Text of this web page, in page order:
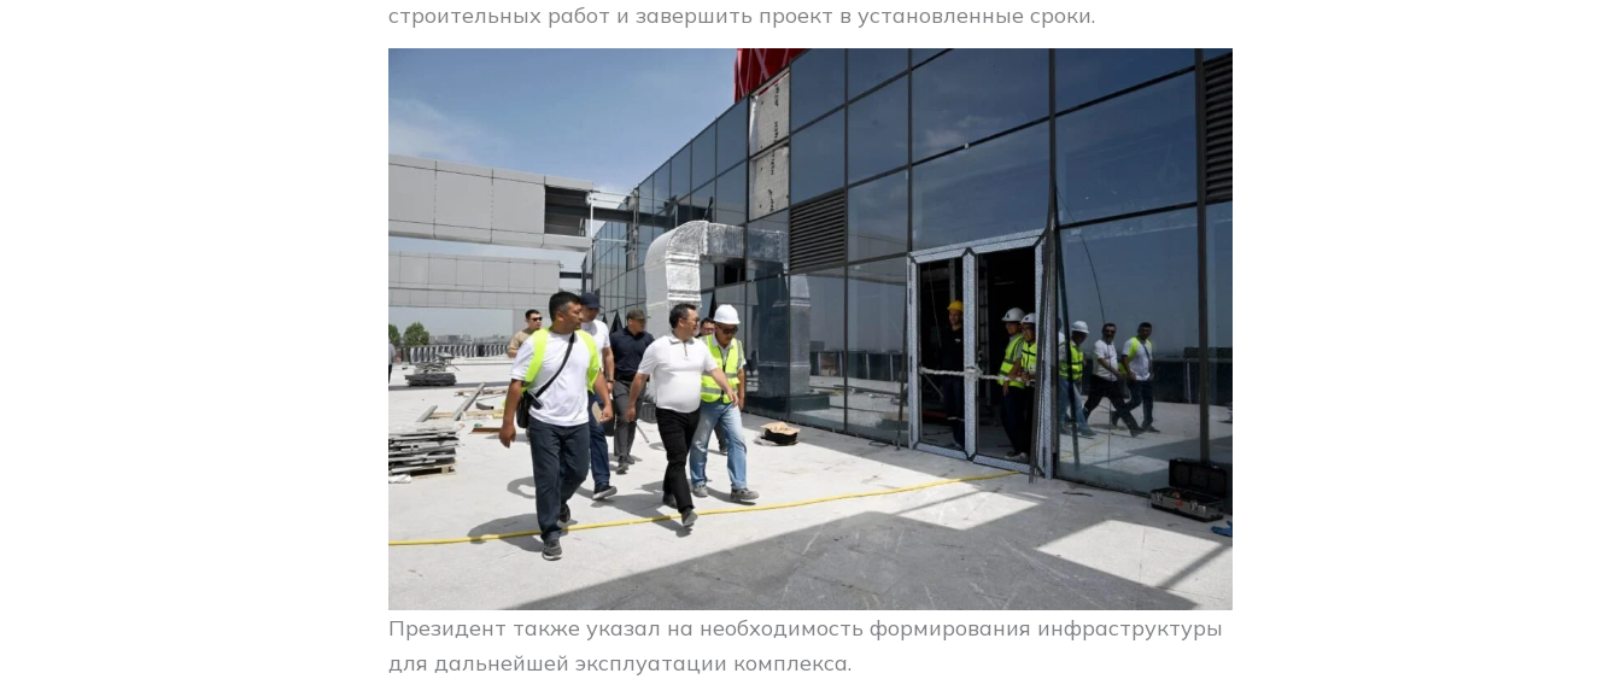
строительных работ и завершить проект в установленные сроки.
Президент также указал на необходимость формирования инфраструктуры
для дальнейшей эксплуатации комплекса.